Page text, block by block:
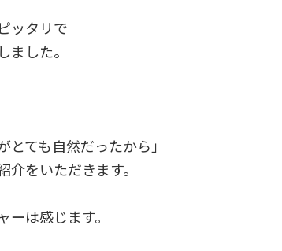
ッタリで
ました。
ても自然だったから」
介をいただきます。
ーは感じます。